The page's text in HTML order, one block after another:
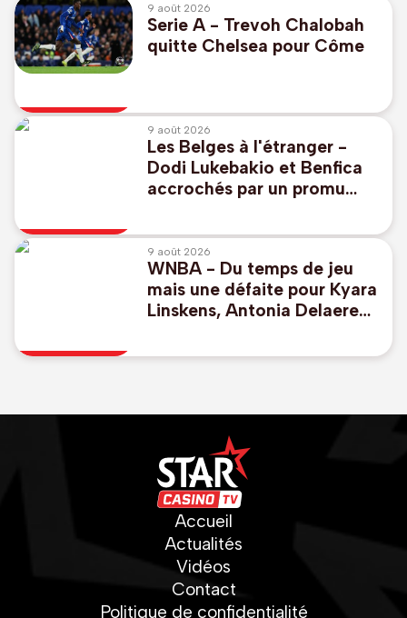
9 août 2026
Serie A - Trevoh Chalobah
quitte Chelsea pour Côme
9 août 2026
Les Belges à l'étranger -
Dodi Lukebakio et Benfica
accrochés par un promu
championnat
9 août 2026
WNBA - Du temps de jeu
mais une défaite pour Kyara
Linskens, Antonia Delaere
Accueil
Actualités
Vidéos
Contact
Politique de confidentialité